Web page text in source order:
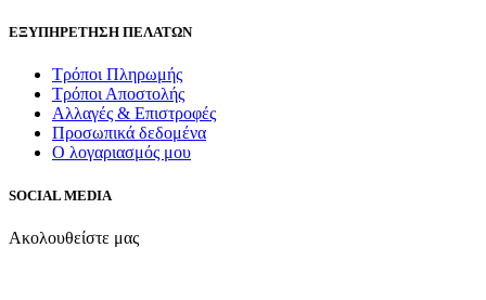
ΕΞΥΠΗΡΕΤΗΣΗ ΠΕΛΑΤΩΝ
Τρόποι Πληρωμής
Τρόποι Αποστολής
Αλλαγές & Επιστροφές
Προσωπικά δεδομένα
Ο λογαριασμός μου
SOCIAL MEDIA
Ακολουθείστε μας